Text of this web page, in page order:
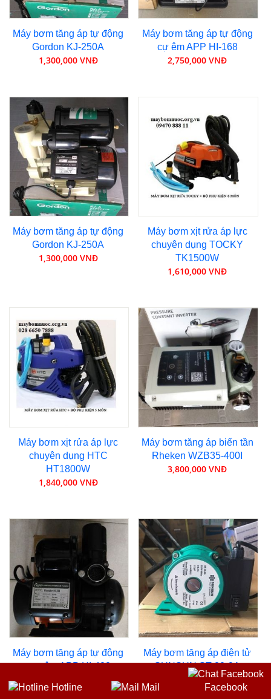
Hotline Mail Facebook
Máy bơm tăng áp tự động
Gordon KJ-250A
1,300,000 VNĐ
Máy bơm tăng áp tự động
cự êm APP HI-168
2,750,000 VNĐ
Máy bơm tăng áp tự động
Gordon KJ-250A
1,300,000 VNĐ
Máy bơm xịt rửa áp lực
chuyên dụng TOCKY
TK1500W
1,610,000 VNĐ
Máy bơm xịt rửa áp lực
chuyên dụng HTC
HT1800W
1,840,000 VNĐ
Máy bơm tăng áp biến tần
Rheken WZB35-400I
3,800,000 VNĐ
Máy bơm tăng áp tự động
cực êm APP HI-400
Máy bơm tăng áp điện tử
SUNSUN ST 20-9A
800,000 VNĐ